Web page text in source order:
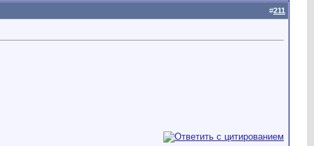
#211